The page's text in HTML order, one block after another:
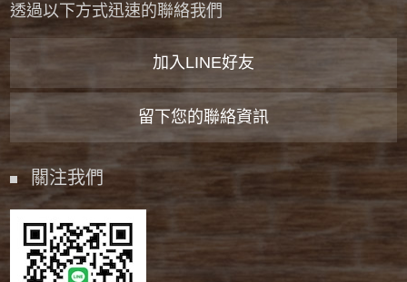
透過以下方式迅速的聯絡我們
加入LINE好友
留下您的聯絡資訊
關注我們